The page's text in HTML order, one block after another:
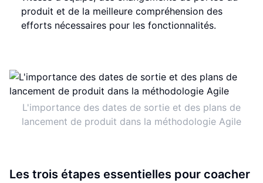
produit et de la meilleure compréhension des
efforts nécessaires pour les fonctionnalités.
L'importance des dates de sortie et des plans de
lancement de produit dans la méthodologie Agile
Les trois étapes essentielles pour coacher